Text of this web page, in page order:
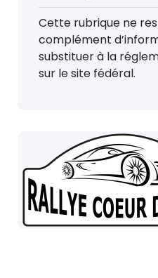
Cette rubrique ne
complément
substituer à la
sur le site fédéral.